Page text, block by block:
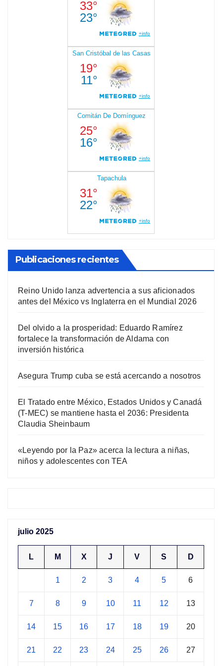
Publicaciones recientes
Reino Unido lanza advertencia a sus aficionados
antes del México vs Inglaterra en el Mundial 2026
Del olvido a la prosperidad: Eduardo Ramírez
fortalece la transformación de Aldama con
inversión histórica
Asegura Trump cuba se está acercando a nosotros
El Tratado entre México, Estados Unidos y Canadá
(T-MEC) se mantiene hasta el 2036: Presidenta
Claudia Sheinbaum
«Leyendo por la Paz» acerca la lectura a niñas,
niños y adolescentes con TEA
julio 2025
L M X J V S D
1 2 3 4 5 6
7 8 9 10 11 12 13
14 15 16 17 18 19 20
21 22 23 24 25 26 27